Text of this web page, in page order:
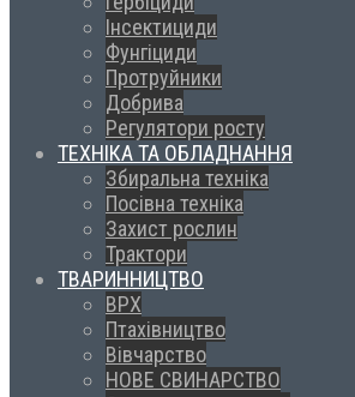
Інсектициди
Фунгіциди
Протруйники
Добрива
Регулятори росту
ТЕХНІКА ТА ОБЛАДНАННЯ
Збиральна техніка
Посівна техніка
Захист рослин
Трактори
ТВАРИННИЦТВО
ВРХ
Птахівництво
Вівчарство
НОВЕ СВИНАРСТВО